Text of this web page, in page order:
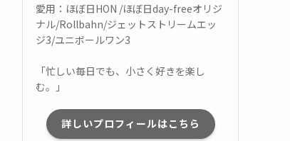
愛用：ほぼ日HON /ほぼ日day-freeオリジ
ナル/Rollbahn/ジェットストリームエッ
ジ3/ユニボールワン3
「忙しい毎日でも、小さく好きを楽し
む。」
詳しいプロフィールはこちら